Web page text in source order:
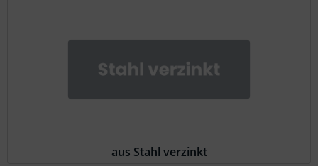
aus Stahl verzinkt